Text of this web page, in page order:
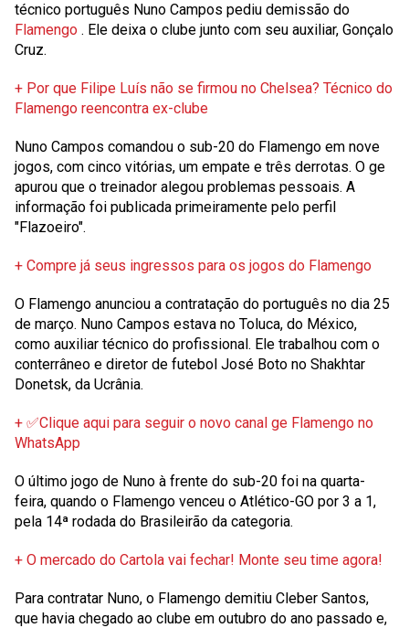
técnico português Nuno Campos pediu demissão do
Flamengo . Ele deixa o clube junto com seu auxiliar, Gonçalo
Cruz.
+ Por que Filipe Luís não se firmou no Chelsea? Técnico do
Flamengo reencontra ex-clube
Nuno Campos comandou o sub-20 do Flamengo em nove
jogos, com cinco vitórias, um empate e três derrotas. O ge
apurou que o treinador alegou problemas pessoais. A
informação foi publicada primeiramente pelo perfil
"Flazoeiro".
+ Compre já seus ingressos para os jogos do Flamengo
O Flamengo anunciou a contratação do português no dia 25
de março. Nuno Campos estava no Toluca, do México,
como auxiliar técnico do profissional. Ele trabalhou com o
conterrâneo e diretor de futebol José Boto no Shakhtar
Donetsk, da Ucrânia.
+ ✅Clique aqui para seguir o novo canal ge Flamengo no
WhatsApp
O último jogo de Nuno à frente do sub-20 foi na quarta-
feira, quando o Flamengo venceu o Atlético-GO por 3 a 1,
pela 14ª rodada do Brasileirão da categoria.
+ O mercado do Cartola vai fechar! Monte seu time agora!
Para contratar Nuno, o Flamengo demitiu Cleber Santos,
que havia chegado ao clube em outubro do ano passado e,